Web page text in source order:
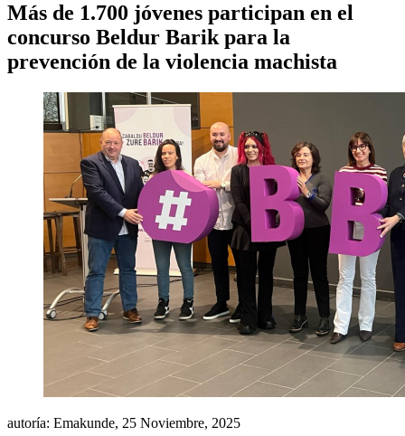
Más de 1.700 jóvenes participan en el
concurso Beldur Barik para la
prevención de la violencia machista
autoría: Emakunde, 25 Noviembre, 2025